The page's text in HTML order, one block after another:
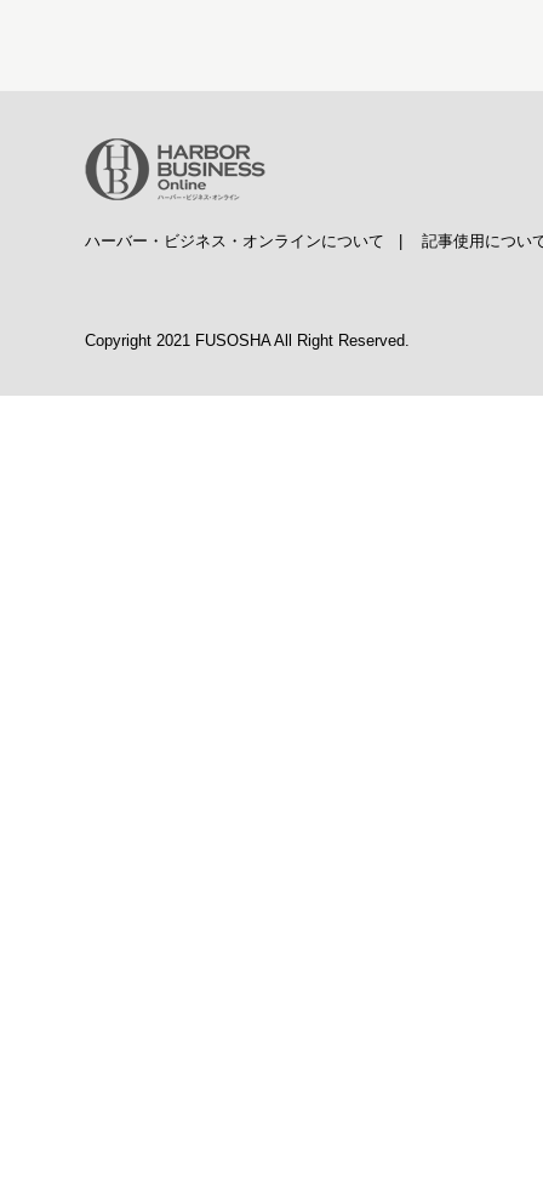
ハーバー・ビジネス・オンラインについて 記事使用につい
Copyright 2021 FUSOSHA All Right Reserved.